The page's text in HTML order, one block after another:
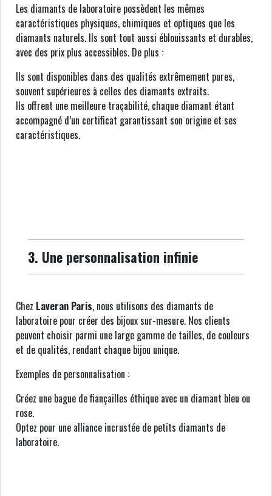
Les diamants de laboratoire possèdent les mêmes
caractéristiques physiques, chimiques et optiques que les
diamants naturels. Ils sont tout aussi éblouissants et durables,
avec des prix plus accessibles. De plus :
Ils sont disponibles dans des qualités extrêmement pures,
souvent supérieures à celles des diamants extraits.
Ils offrent une meilleure traçabilité, chaque diamant étant
accompagné d’un certificat garantissant son origine et ses
caractéristiques.
3. Une personnalisation infinie
Chez Laveran Paris, nous utilisons des diamants de
laboratoire pour créer des bijoux sur-mesure. Nos clients
peuvent choisir parmi une large gamme de tailles, de couleurs
et de qualités, rendant chaque bijou unique.
Exemples de personnalisation :
Créez une bague de fiançailles éthique avec un diamant bleu ou
rose.
Optez pour une alliance incrustée de petits diamants de
laboratoire.